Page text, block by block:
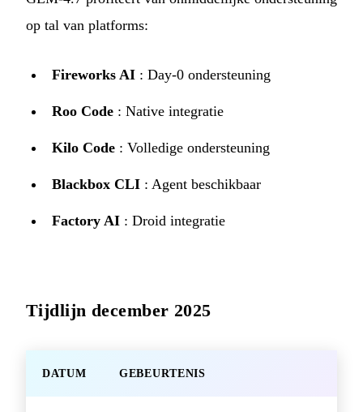
op tal van platforms:
Fireworks AI : Day-0 ondersteuning
Roo Code : Native integratie
Kilo Code : Volledige ondersteuning
Blackbox CLI : Agent beschikbaar
Factory AI : Droid integratie
Tijdlijn december 2025
DATUM GEBEURTENIS